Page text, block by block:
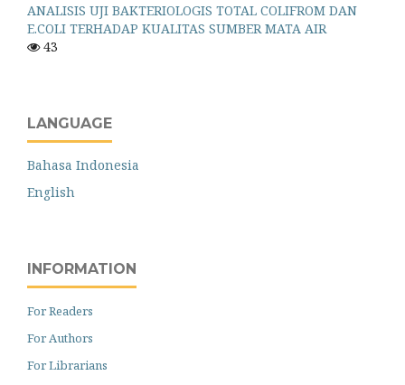
ANALISIS UJI BAKTERIOLOGIS TOTAL COLIFROM DAN
E.COLI TERHADAP KUALITAS SUMBER MATA AIR
43
LANGUAGE
Bahasa Indonesia
English
INFORMATION
For Readers
For Authors
For Librarians